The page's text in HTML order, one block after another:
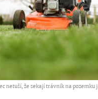
netuší, že sekají trávník na